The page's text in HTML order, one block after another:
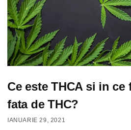
Ce este THCA si in
fata de THC?
IANUARIE 29, 2021